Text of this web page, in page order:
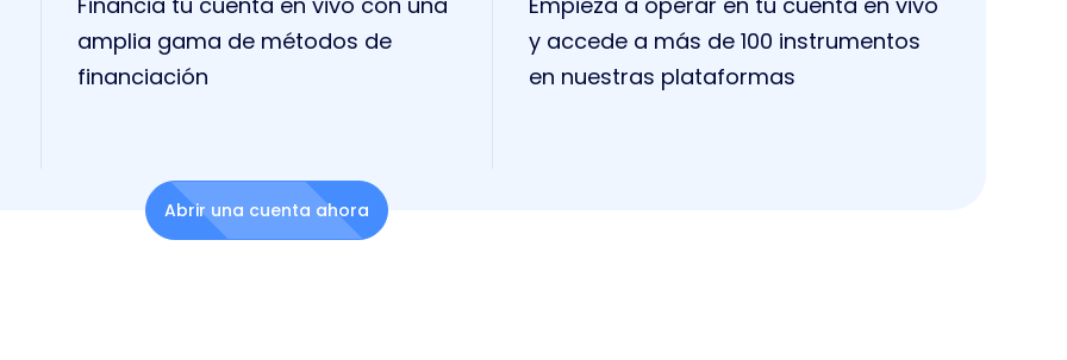
amplia gama de métodos de
financiación
y accede a más de 100 instrumentos
en nuestras plataformas
Abrir una cuenta ahora